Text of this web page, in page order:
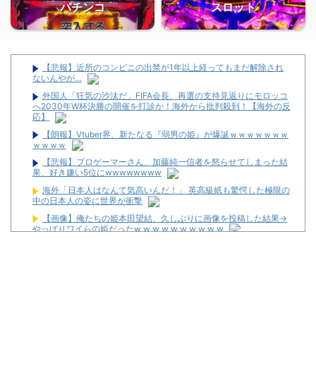
パチンコ スロット
【悲報】近所のコンビニの出禁が1年以上経ってもまだ解除され
ないんやが…
外国人「狂気の沙汰だ」FIFA会長、再選の支持見返りにモロッコ
へ2030年W杯決勝の開催を打診か！海外から批判殺到！【海外の反
応】
【朗報】Vtuber界、新たなる『弱男の姫』が爆誕ｗｗｗｗｗｗｗ
ｗｗｗｗ
【悲報】プロゲーマーさん、加藤純一信者を怒らせてしまった結
果、好き嫌い5位にwwwwwwww
海外「日本人はなんて気高いんだ！」 英高級紙も驚愕した極限の
中の日本人の姿に世界が衝撃
【画像】俺たちの姫本田望結、久しぶりに画像を投稿した結果→
やっぱりワイらの姫だったw w w w w w w w w w